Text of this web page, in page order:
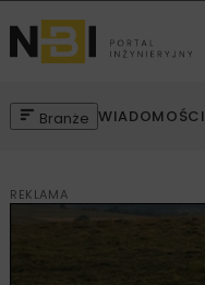
Branże WIADOMOŚCI
REKLAMA